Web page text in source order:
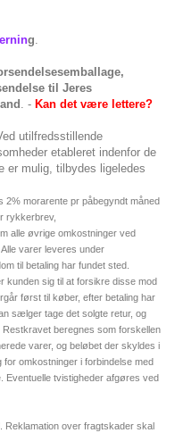
g.
til Jeres
. - Kan det være lettere?
utilfredsstillende
etableret indenfor de
er mulig, tilbydes ligeledes
2% morarente pr påbegyndt måned
rykkerbrev,
alle øvrige omkostninger ved
varer leveres under
til betaling har fundet sted.
kunden sig til at forsikre disse mod
først til køber, efter betaling har
sælger tage det solgte retur, og
beregnes som forskellen
varer, og beløbet der skyldes i
omkostninger i forbindelse med
Eventuelle tvistigheder afgøres ved
Reklamation over fragtskader skal